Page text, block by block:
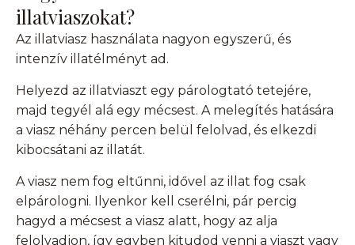
illatviaszokat?
Az illatviasz használata nagyon egyszerű, és
intenzív illatélményt ad.
Helyezd az illatviaszt egy párologtató tetejére,
majd tegyél alá egy mécsest. A melegítés hatására
a viasz néhány percen belül felolvad, és elkezdi
kibocsátani az illatát.
A viasz nem fog eltűnni, idővel az illat fog csak
elpárologni. Ilyenkor kell cserélni, pár percig
hagyd a mécsest a viasz alatt, hogy az alja
felolvadjon, így egyben kitudod venni a viaszt vagy